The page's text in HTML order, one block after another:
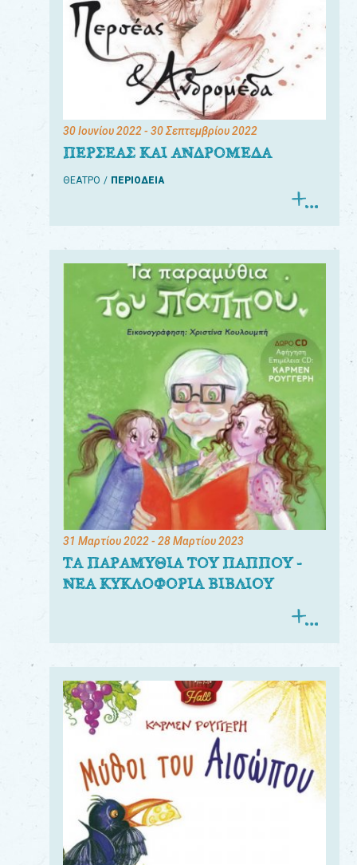
30 Ιουνίου 2022- 30 Σεπτεμβρίου 2022
ΠΕΡΣΕΑΣ ΚΑΙ ΑΝΔΡΟΜΕΔΑ
ΘΕΑΤΡΟ ΠΕΡΙΟΔΕΙΑ
31 Μαρτίου 2022- 28 Μαρτίου 2023
ΤΑ ΠΑΡΑΜΥΘΙΑ ΤΟΥ ΠΑΠΠΟΥ -
ΝΕΑ ΚΥΚΛΟΦΟΡΙΑ ΒΙΒΛΙΟΥ